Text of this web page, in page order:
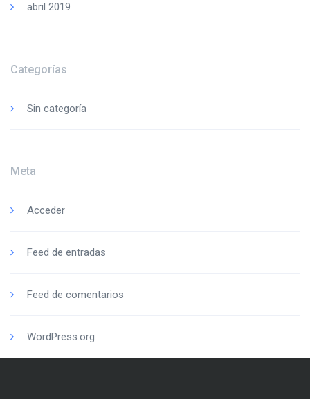
abril 2019
Categorías
Sin categoría
Meta
Acceder
Feed de entradas
Feed de comentarios
WordPress.org